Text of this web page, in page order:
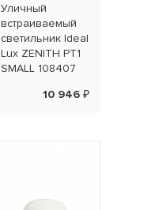
Уличный
встраиваемый
светильник Ideal
Lux ZENITH PT1
SMALL 108407
10 946 ₽